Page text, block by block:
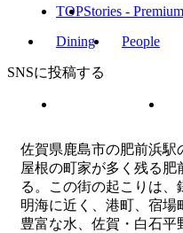
TOPStories -
Dining
People
SNSに投稿する
佐賀県鹿島市の肥前浜駅
屋根の町家が多く残る
る。この街の起こりは
明海に近く、港町、宿
豊富な水、佐賀・白石